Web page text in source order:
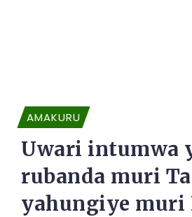
AMAKURU
Uwari intumwa
rubanda muri
yahungiye muri